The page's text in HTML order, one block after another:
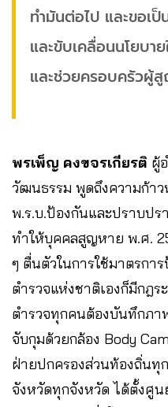
ทำมันต่อไป และขอเ
และขับเคลื่อนนโยบา
และช่วยครอบครัวผู้
พรเพ็ญ คงขจรเกียรติ ผู้
วัฒนธรรม พูดถึงความก้า
พ.ร.บ.ป้องกันและปราบปร
ทำให้บุคคลสูญหาย พ.ศ.
ๆ ตื่นตัวในการใช้มาตรกา
ตำรวจแห่งชาติเองก็มีกฎ
ตำรวจทุกคนต้องบันทึกภา
จับกุมด้วยกล้อง Body
ฝ่ายปกครองส่วนท้องถิ่นทุ
จังหวัดทุกจังหวัด ได้ตั้งศูน